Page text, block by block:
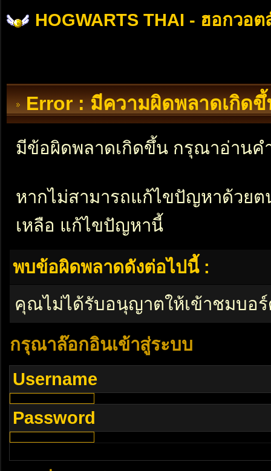
HOGWARTS THAI - ฮอกวอต
Error : มีความผิดพลาดเกิดขึ้
มีข้อผิดพลาดเกิดขึ้น กรุณาอ่านค
หากไม่สามารถแก้ไขปัญหาด้วย
เหลือ แก้ไขปัญหานี้
พบข้อผิดพลาดดังต่อไปนี้ :
คุณไม่ได้รับอนุญาตให้เข้าชมบอ
กรุณาล๊อกอินเข้าสู่ระบบ
Username
Password